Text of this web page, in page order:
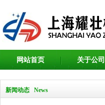
网站首页 关于公司
新闻动态 News